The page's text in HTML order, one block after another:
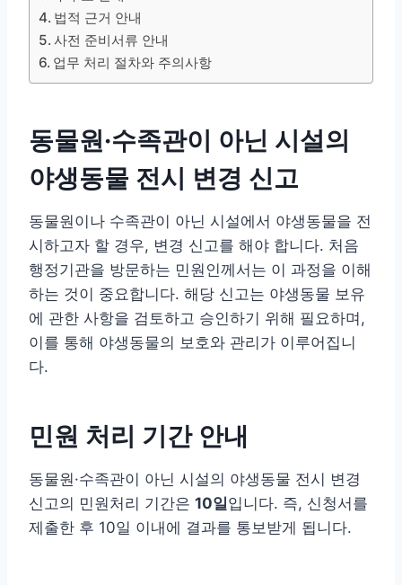
법적 근거 안내
사전 준비서류 안내
업무 처리 절차와 주의사항
동물원·수족관이 아닌 시설의
야생동물 전시 변경 신고
동물원이나 수족관이 아닌 시설에서 야생동물을 전
시하고자 할 경우, 변경 신고를 해야 합니다. 처음
행정기관을 방문하는 민원인께서는 이 과정을 이해
하는 것이 중요합니다. 해당 신고는 야생동물 보유
에 관한 사항을 검토하고 승인하기 위해 필요하며,
이를 통해 야생동물의 보호와 관리가 이루어집니
다.
민원 처리 기간 안내
동물원·수족관이 아닌 시설의 야생동물 전시 변경
신고의 민원처리 기간은 10일입니다. 즉, 신청서를
제출한 후 10일 이내에 결과를 통보받게 됩니다.